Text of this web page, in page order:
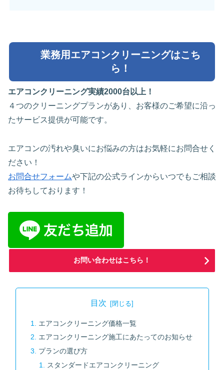
業務用エアコンクリーニングはこち
ら！
エアコンクリーニング実績2000台以上！
４つのクリーニングプランがあり、お客様のご希望に沿っ
たサービス提供が可能です。
エアコンの汚れや臭いにお悩みの方はお気軽にお問合せく
ださい！
お問合せフォームや下記の公式ラインからいつでもご相談
お待ちしております！
お問い合わせはこちら！
目次
エアコンクリーニング価格一覧
エアコンクリーニング施工にあたってのお知らせ
プランの選び方
スタンダードエアコンクリーニング